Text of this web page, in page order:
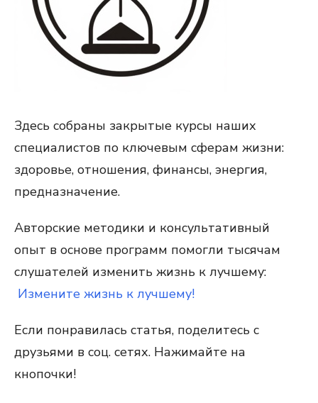
Здесь собраны закрытые курсы наших
специалистов по ключевым сферам жизни:
здоровье, отношения, финансы, энергия,
предназначение.
Авторские методики и консультативный
опыт в основе программ помогли тысячам
слушателей изменить жизнь к лучшему:
Измените жизнь к лучшему!
Если понравилась статья, поделитесь с
друзьями в соц. сетях. Нажимайте на
кнопочки!